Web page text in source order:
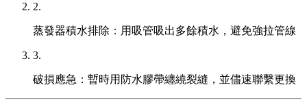
2.
蒸發器積水排除：用吸管吸出多餘積水，避免強拉管線
3.
破損應急：暫時用防水膠帶纏繞裂縫，並儘速聯繫更換